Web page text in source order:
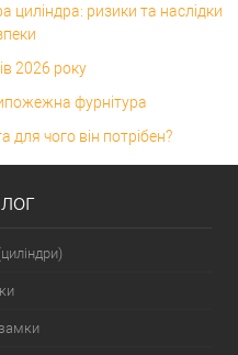
циліндра: ризики та наслідки
2026 року
фурнітура
для чого він потрібен?